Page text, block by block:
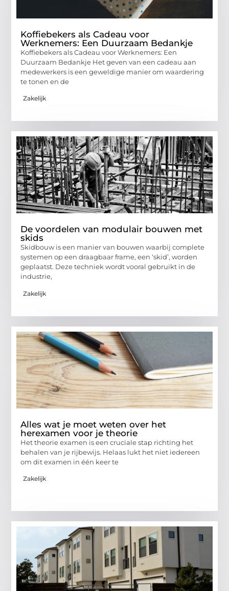
Koffiebekers als Cadeau voor
Werknemers: Een Duurzaam Bedankje
Koffiebekers als Cadeau voor Werknemers: Een
Duurzaam Bedankje Het geven van een cadeau aan
medewerkers is een geweldige manier om waardering
te tonen en de
Zakelijk
De voordelen van modulair bouwen met
skids
Skidbouw is een manier van bouwen waarbij complete
systemen op een draagbaar frame, een ‘skid’, worden
geplaatst. Deze techniek wordt vooral gebruikt in de
industrie,
Zakelijk
Alles wat je moet weten over het
herexamen voor je theorie
Het theorie examen is een cruciale stap richting het
behalen van je rijbewijs. Helaas lukt het niet iedereen
om dit examen in één keer te
Zakelijk